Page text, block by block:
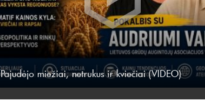
Pajudėjo miežiai, netrukus ir kviečiai (VIDEO)